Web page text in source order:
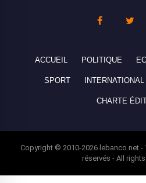
ACCUEIL POLITIQUE
SPORT INTERNATIONAL
CHARTE
Copyright © 2010-2026 lebanco.net
réservés - All rights